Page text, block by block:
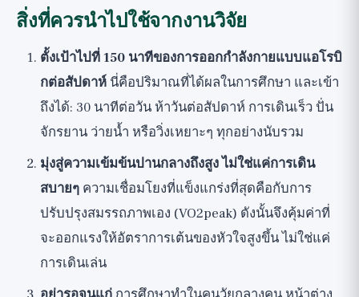
สิ่งที่ควรนำไปใช้จากงานวิจัย
ตั้งเป้าไปที่ 150 นาทีของการออกกำลังกายแบบแอโรบิ
กต่อสัปดาห์ นี่คือปริมาณที่ได้ผลในการศึกษา และเข้า
ถึงได้: 30 นาทีต่อวัน ห้าวันต่อสัปดาห์ การเดินเร็ว ปั่น
จักรยาน ว่ายน้ำ หรือวิ่งเหยาะๆ ทุกอย่างนับรวม
มุ่งสู่ความเข้มข้นปานกลางถึงสูง ไม่ใช่แค่การเดิน
สบายๆ ความเชื่อมโยงที่แข็งแกร่งที่สุดคือกับการ
ปรับปรุงสมรรถภาพเอง (VO2peak) ดังนั้นจึงคุ้มค่าที่
จะออกแรงให้อัตราการเต้นของหัวใจสูงขึ้น ไม่ใช่แค่
การเดินเล่น